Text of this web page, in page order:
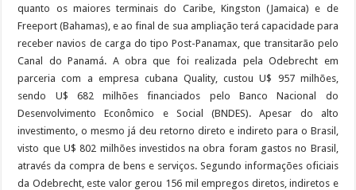
quanto os maiores terminais do Caribe, Kingston (Jamaica) e de
Freeport (Bahamas), e ao final de sua ampliação terá capacidade para
receber navios de carga do tipo Post-Panamax, que transitarão pelo
Canal do Panamá. A obra que foi realizada pela Odebrecht em
parceria com a empresa cubana Quality, custou U$ 957 milhões,
sendo U$ 682 milhões financiados pelo Banco Nacional do
Desenvolvimento Econômico e Social (BNDES). Apesar do alto
investimento, o mesmo já deu retorno direto e indireto para o Brasil,
visto que U$ 802 milhões investidos na obra foram gastos no Brasil,
através da compra de bens e serviços. Segundo informações oficiais
da Odebrecht, este valor gerou 156 mil empregos diretos, indiretos e